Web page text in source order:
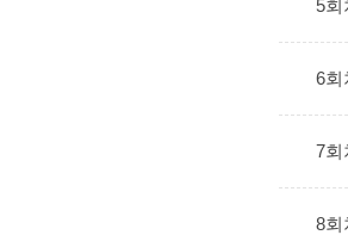
5회
6회
7회
8회